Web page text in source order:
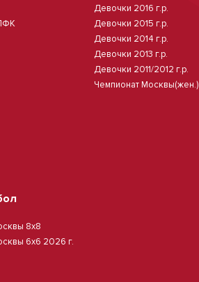
Девочки 2016 г.р.
Девочки 2015 г.р.
Девочки 2014 г.р.
Девочки 2013 г.р.
Девочки 2011/2012 г.р.
Чемпионат Москвы(жен.)
8х8
6х6 2026 г.